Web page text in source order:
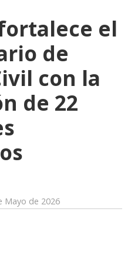
el
de
con la
de 22
Mayo de 2026